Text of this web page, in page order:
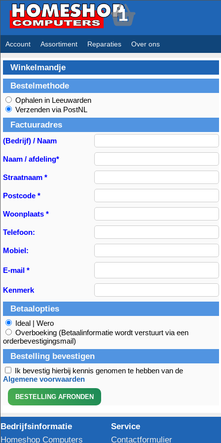
Account Assortiment Reparaties Over ons
1
Winkelmandje
Bestelmethode
Ophalen in Leeuwarden
Verzenden via PostNL
Factuuradres
(Bedrijf) / Naam
Naam / afdeling*
Straatnaam *
Postcode *
Woonplaats *
Telefoon:
Mobiel:
E-mail *
Kenmerk
Betaalopties
Ideal | Wero
Overboeking (Betaalinformatie wordt verstuurt via een
orderbevestigingsmail)
Bestelling bevestigen
Ik bevestig hierbij kennis genomen te hebben van de
Algemene voorwaarden
Bedrijfsinformatie
Homeshop Computers
Service
Contactformulier